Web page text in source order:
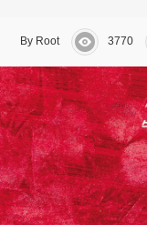
By Root 3770